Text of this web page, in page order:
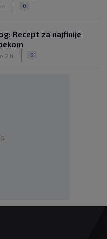
h 0
Recept za najfinije
2 h 0